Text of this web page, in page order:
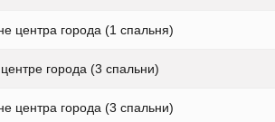
центра города (1 спальня)
города (3 спальни)
центра города (3 спальни)